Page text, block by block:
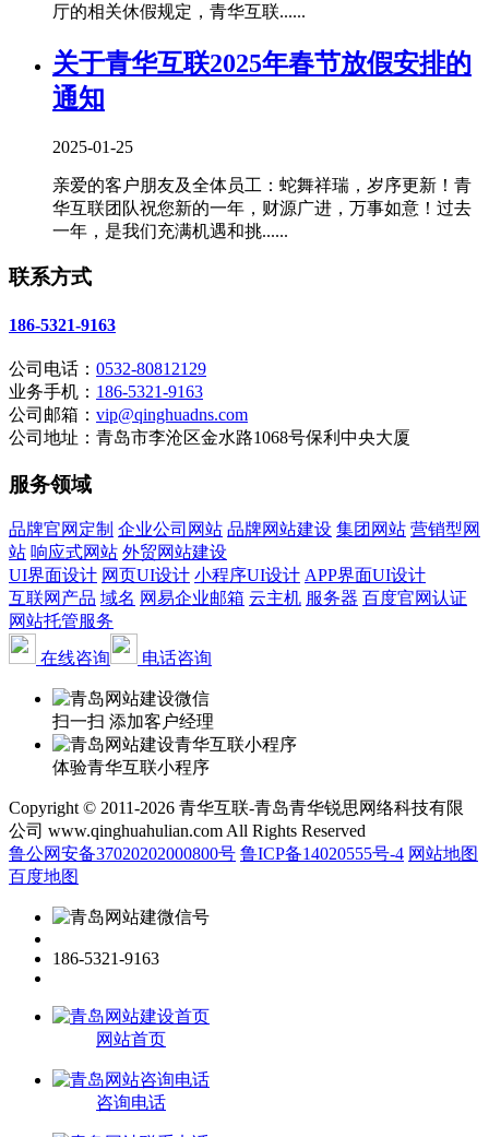
厅的相关休假规定，青华互联......
关于青华互联2025年春节放假安排的
通知
2025-01-25
亲爱的客户朋友及全体员工：蛇舞祥瑞，岁序更新！青
华互联团队祝您新的一年，财源广进，万事如意！过去
一年，是我们充满机遇和挑......
联系方式
186-5321-9163
公司电话： 0532-80812129
业务手机： 186-5321-9163
公司邮箱： vip@qinghuadns.com
公司地址：青岛市李沧区金水路1068号保利中央大厦
服务领域
品牌官网定制 企业公司网站 品牌网站建设 集团网站 营销型网
站 响应式网站 外贸网站建设
UI界面设计 网页UI设计 小程序UI设计 APP界面UI设计
互联网产品 域名 网易企业邮箱 云主机 服务器 百度官网认证
网站托管服务
在线咨询
电话咨询
扫一扫 添加客户经理
体验青华互联小程序
Copyright © 2011-2026 青华互联-青岛青华锐思网络科技有限
公司 www.qinghuahulian.com All Rights Reserved
鲁公网安备37020202000800号 鲁ICP备14020555号-4 网站地图
百度地图
186-5321-9163
网站首页
咨询电话